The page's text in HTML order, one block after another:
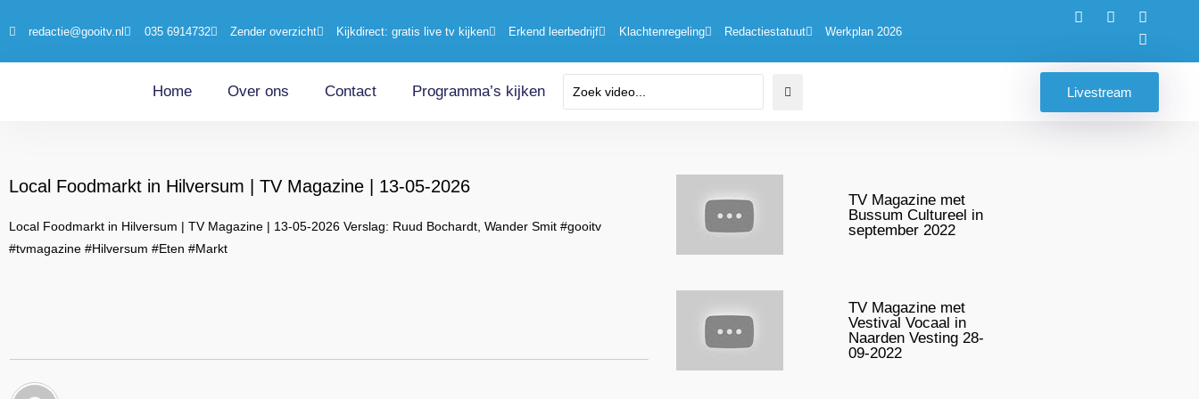
redactie@gooitv.nl 035 6914732 Zender overzicht Kijkdirect: gratis live tv kijken Erkend leerbedrijf Klachtenregeling Redactiestatuut Werkplan 2026
Home Over ons Contact Programma’s kijken Livestream
Local Foodmarkt in Hilversum | TV Magazine | 13-05-2026
Local Foodmarkt in Hilversum | TV Magazine | 13-05-2026 Verslag: Ruud Bochardt, Wander Smit #gooitv
#tvmagazine #Hilversum #Eten #Markt
TV Magazine met
Bussum Cultureel in
september 2022
TV Magazine met
Vestival Vocaal in
Naarden Vesting 28-
09-2022